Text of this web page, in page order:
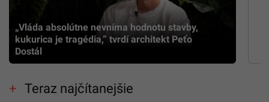
„Vláda absolútne nevníma hodnotu stavby,
kukurica je tragédia,” tvrdí architekt Peťo
Dostál
Teraz najčítanejšie